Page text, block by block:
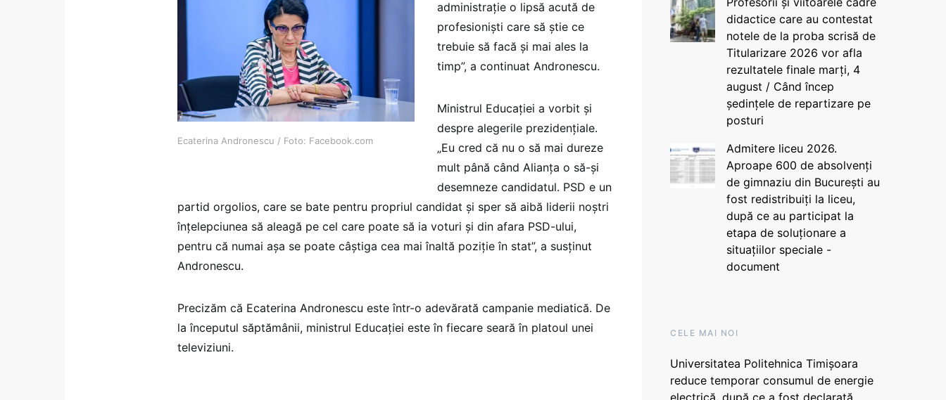
Ecaterina Andronescu / Foto: Facebook.com
administrație o lipsă acută de
profesioniști care să știe ce
trebuie să facă și mai ales la
timp”, a continuat Andronescu.
Ministrul Educației a vorbit și
despre alegerile prezidențiale.
„Eu cred că nu o să mai dureze
mult până când Alianța o să-și
desemneze candidatul. PSD e un
partid orgolios, care se bate pentru propriul candidat și sper să aibă liderii noștri
înțelepciunea să aleagă pe cel care poate să ia voturi și din afara PSD-ului,
pentru că numai așa se poate câștiga cea mai înaltă poziție în stat”, a susținut
Andronescu.
Precizăm că Ecaterina Andronescu este într-o adevărată campanie mediatică. De
la începutul săptămânii, ministrul Educației este în fiecare seară în platoul unei
televiziuni.
didactice care au contestat
notele de la proba scrisă de
Titularizare 2026 vor afla
rezultatele finale marți, 4
august / Când încep
ședințele de repartizare pe
posturi
Admitere liceu 2026.
Aproape 600 de absolvenți
de gimnaziu din București au
fost redistribuiți la liceu,
după ce au participat la
etapa de soluționare a
situațiilor speciale -
document
CELE MAI NOI
Universitatea Politehnica Timișoara
reduce temporar consumul de energie
electrică, după ce a fost declarată